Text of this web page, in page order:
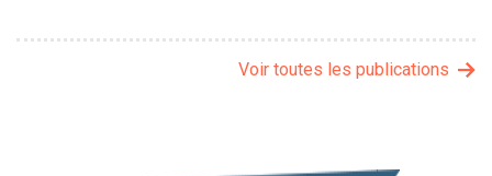
Voir toutes les publications